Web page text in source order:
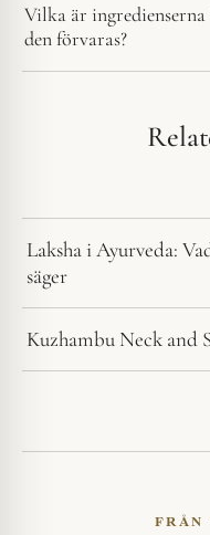
Vilka är
den förvaras?
Laksha i Ayurveda:
säger
Kuzhambu Neck and
FRÅN